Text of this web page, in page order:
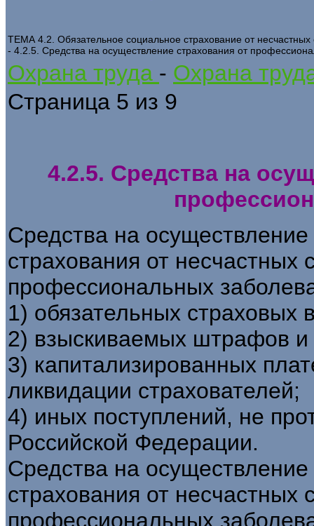
ТЕМА 4.2. Обязательное социальное страхование от
- 4.2.5. Средства на осуществление страхования от
Охрана труда - Охрана
Страница 5 из 9
4.2.5. Средства на
Средства на осуществление
страхования от несчастных
профессиональных
1) обязательных страховых
2) взыскиваемых штрафов и
3) капитализированных
ликвидации страхователей;
4) иных поступлений, не
Российской Федерации.
Средства на осуществление
страхования от несчастных
профессиональных